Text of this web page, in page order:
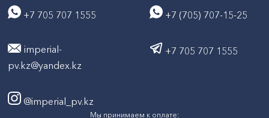
+7 705 707 1555 +7 (705) 707-15-25
imperial-
pv.kz@yandex.kz
+7 705 707 1555
@imperial_pv.kz
Мы принимаем к оплате: